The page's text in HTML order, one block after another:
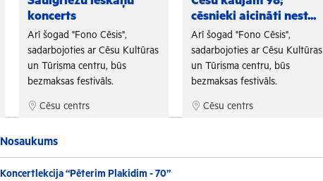
koncerts
Arī šogad "Fono Cēsis",
sadarbojoties ar Cēsu Kultūras
un Tūrisma centru, būs
bezmaksas festivāls.
Cēsu centrs
cēsnieki aicināti nest...
Arī šogad "Fono Cēsis",
sadarbojoties ar Cēsu Kultūras
un Tūrisma centru, būs
bezmaksas festivāls.
Cēsu centrs
Nosaukums
Koncertlekcija “Pēterim Plakidim - 70”